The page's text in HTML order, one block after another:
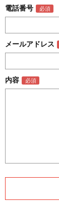
電話番号
メールアドレス
内容